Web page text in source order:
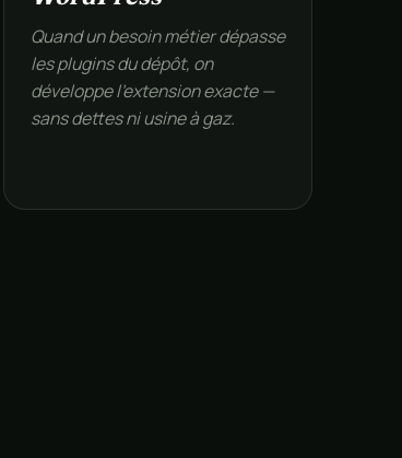
Quand un besoin métier dépasse
les plugins du dépôt, on
développe l’extension exacte —
sans dettes ni usine à gaz.